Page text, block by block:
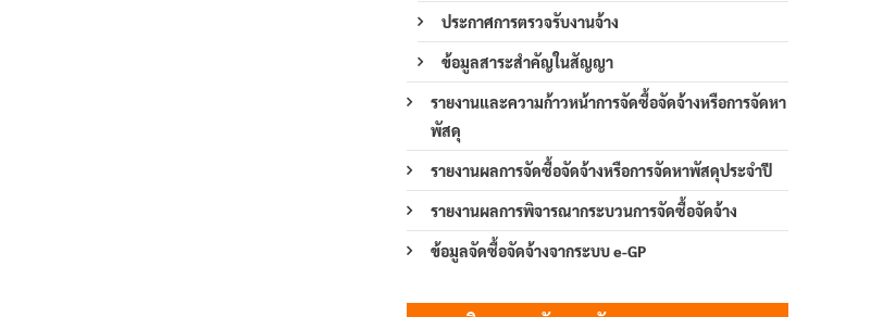
ประกาศการตรวจรับงานจ้าง
ข้อมูลสาระสำคัญในสัญญา
รายงานและความก้าวหน้าการจัดซื้อจัดจ้างหรือการจัดหา
พัสดุ
รายงานผลการจัดซื้อจัดจ้างหรือการจัดหาพัสดุประจำปี
รายงานผลการพิจารณากระบวนการจัดซื้อจัดจ้าง
ข้อมูลจัดซื้อจัดจ้างจากระบบ e-GP